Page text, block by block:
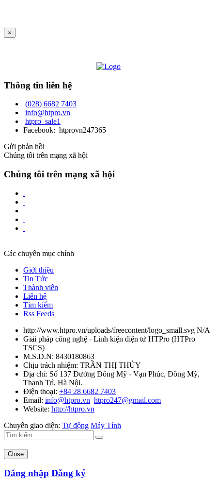
×
Thông tin liên hệ
(028) 6682 7403
info@htpro.vn
htpro_sale1
Facebook: htprovn247365
Gửi phản hồi
Chúng tôi trên mạng xã hội
Chúng tôi trên mạng xã hội
Các chuyên mục chính
Giới thiệu
Tin Tức
Thành viên
Liên hệ
Tìm kiếm
Rss Feeds
http://www.htpro.vn/uploads/freecontent/logo_small.svg N/A
Giải pháp công nghệ - Linh kiện điện tử HTPro (HTPro
TSCS)
M.S.D.N: 8430180863
Chịu trách nhiệm: TRẦN THỊ THỦY
Địa chỉ: Số 137 Đường Đông Mỹ - Vạn Phúc, Đông Mỹ,
Thanh Trì, Hà Nội.
Điện thoại: +84 28 6682 7403
Email: info@htpro.vn htpro247@gmail.com
Website: http://htpro.vn
Chuyển giao diện: Tự động Máy Tính
Close
Đăng nhập Đăng ký